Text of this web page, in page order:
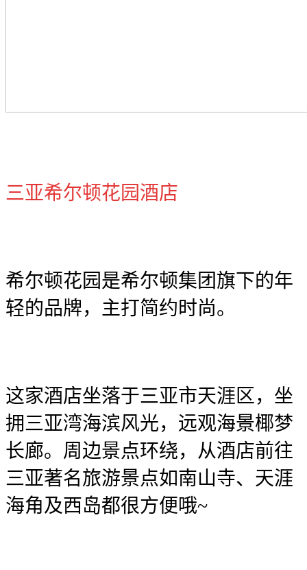
三亚希尔顿花园酒店
希尔顿花园是希尔顿集团旗下的年
轻的品牌，主打简约时尚。
这家酒店坐落于三亚市天涯区，坐
拥三亚湾海滨风光，远观海景椰梦
长廊。周边景点环绕，从酒店前往
三亚著名旅游景点如南山寺、天涯
海角及西岛都很方便哦~